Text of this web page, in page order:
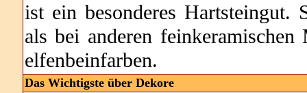
ist ein besonderes Hartsteingut.
als bei anderen
elfenbeinfarben.
Das Wichtigste über Dekore